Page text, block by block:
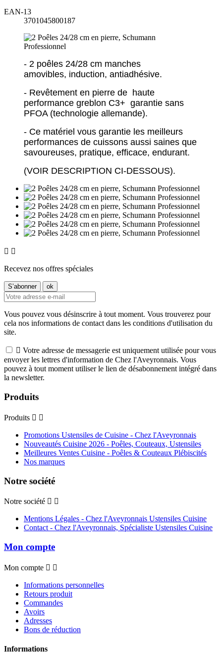
EAN-13
3701045800187
- 2 poêles 24/28 cm manches
amovibles, induction, antiadhésive.
- Revêtement en pierre de haute
performance greblon C3+ garantie sans
PFOA (technologie allemande).
- Ce matériel vous garantie les meilleurs
performances de cuissons aussi saines que
savoureuses, pratique, efficace, endurant.
(VOIR DESCRIPTION CI-DESSOUS).
 
Recevez nos offres spéciales
Vous pouvez vous désinscrire à tout moment. Vous trouverez pour
cela nos informations de contact dans les conditions d'utilisation du
site.
 Votre adresse de messagerie est uniquement utilisée pour vous
envoyer les lettres d'information de Chez l'Aveyronnais. Vous
pouvez à tout moment utiliser le lien de désabonnement intégré dans
la newsletter.
Produits
Produits  
Promotions Ustensiles de Cuisine - Chez l'Aveyronnais
Nouveautés Cuisine 2026 - Poêles, Couteaux, Ustensiles
Meilleures Ventes Cuisine - Poêles & Couteaux Plébiscités
Nos marques
Notre société
Notre société  
Mentions Légales - Chez l'Aveyronnais Ustensiles Cuisine
Contact - Chez l'Aveyronnais, Spécialiste Ustensiles Cuisine
Mon compte
Mon compte  
Informations personnelles
Retours produit
Commandes
Avoirs
Adresses
Bons de réduction
Informations